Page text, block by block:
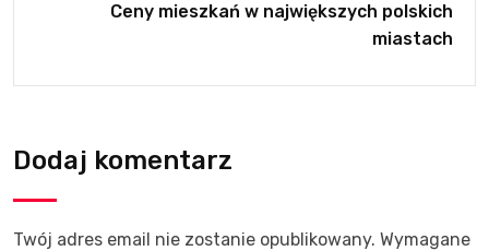
Ceny mieszkań w największych polskich
miastach
Dodaj komentarz
Twój adres email nie zostanie opublikowany. Wymagane